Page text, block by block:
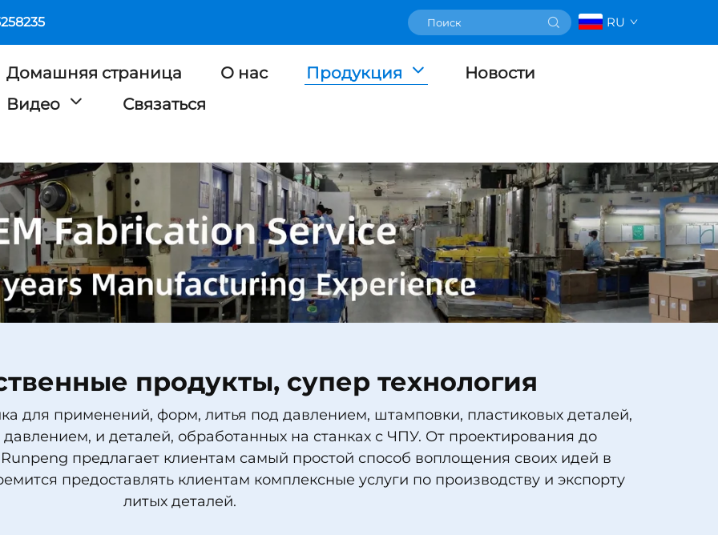
RU
Домашняя страница О нас Продукция
Новости
Видео
Связаться
продукты, супер технология
для применений, форм, литья под давлением, штамповки, пластиковых деталей,
и деталей, обработанных на станках с ЧПУ. От проектирования до
предлагает клиентам самый простой способ воплощения своих идей в
предоставлять клиентам комплексные услуги по производству и экспорту
литых деталей.